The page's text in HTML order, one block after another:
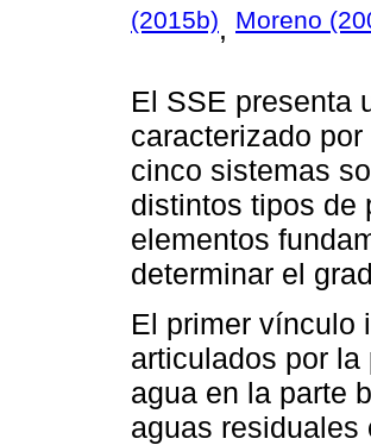
(2015b), Moreno
El SSE presenta
caracterizado
cinco sistemas
distintos tipos de
elementos
determinar el
El primer vínculo
articulados por
agua en la parte
aguas residuales